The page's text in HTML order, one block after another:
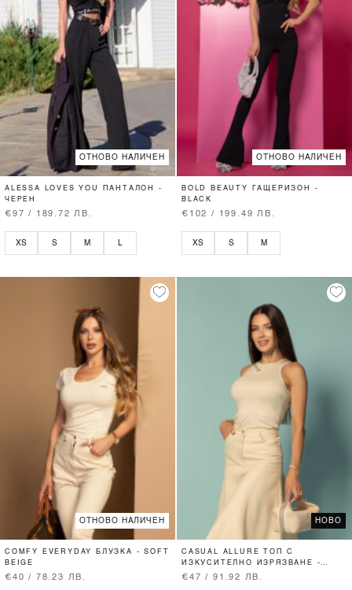
ОТНОВО НАЛИЧЕН
ALESSA LOVES YOU ПАНТАЛОН -
ЧЕРЕН
€97 / 189.72 ЛВ.
XS S M
ОТНОВО НАЛИЧЕН
BOLD BEAUTY ГАЩЕРИЗОН -
BLACK
€102 / 199.49 ЛВ.
XS S M
ОТНОВО НАЛИЧЕН
COMFY EVERYDAY БЛУЗКА - SOFT
BEIGE
€40 / 78.23 ЛВ.
НОВО
CASUAL ALLURE ТОП С
ИЗКУСИТЕЛНО ИЗРЯЗВАНЕ -
SOFT BEIGE
€47 / 91.92 ЛВ.